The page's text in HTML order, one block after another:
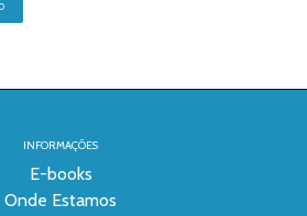
INFORMAÇÕES
E-books
Onde Estamos